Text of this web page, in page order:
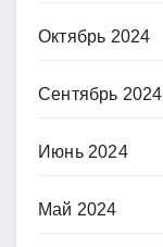
Октябрь 2024
Сентябрь 2024
Июнь 2024
Май 2024